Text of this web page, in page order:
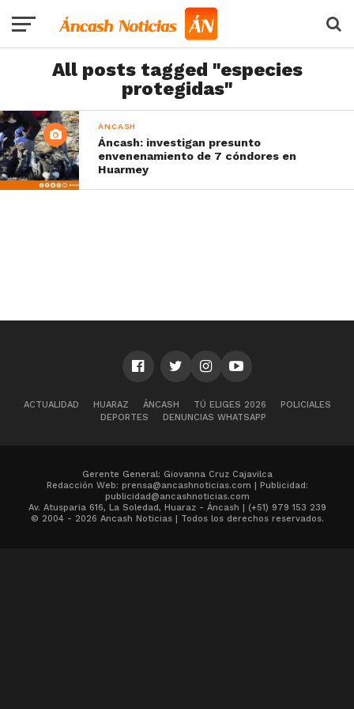
All posts tagged "especies
protegidas"
ÁNCASH
Áncash: investigan presunto
envenenamiento de 7 cóndores en
Huarmey
ACTUALIDAD HUARAZ ÁNCASH TÚ ELIGES 2026
POLICIALES
DEPORTES
DENUNCIAS WHATSAPP
Gerente General: Giovanna Cruz Cajavilca
Redacción Web: prensa@ancashnoticias.com | Publicidad:
publicidad@ancashnoticias.com
Av. Atusparia 616, La Soledad, Huaraz - Áncash | (+51) 979 153 239
© 2004 - 2026 Ancash Noticias | Todos los derechos reservados.